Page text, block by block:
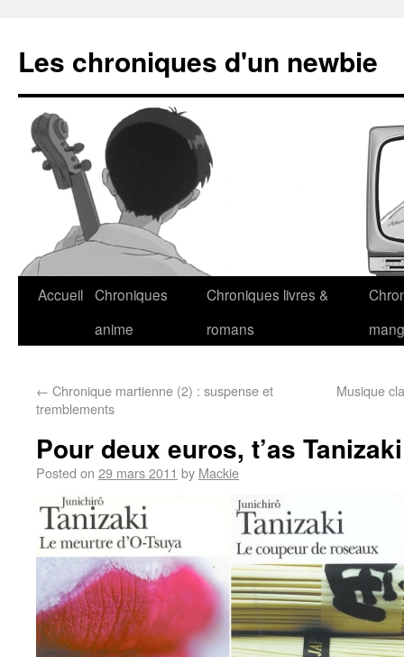
Les chroniques d'un newbie
Accueil Chroniques
anime
Chroniques livres &
romans
← Chronique martienne (2) : suspense et
tremblements
Musique
Pour deux euros, t’as Tanizaki
Posted on 29 mars 2011 by Mackie